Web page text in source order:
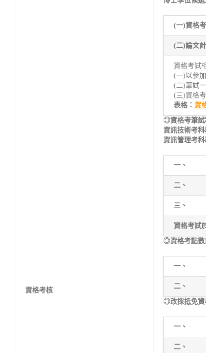
資格考核
(一)資格考試：
(二)論文計劃
資格考試相關
(一)以參加筆
(二)筆試一科
(三)資格考試
表格： 資格考
◎資格考筆試科目
資訊技術考科群：
資訊管理考科群：
一、
二、
三、
資格考試於每
◎資格考點數計算
一、
二、
◎改採抵免資格考
一、
二、